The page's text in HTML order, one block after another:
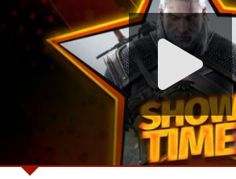
Recenze
Komunita